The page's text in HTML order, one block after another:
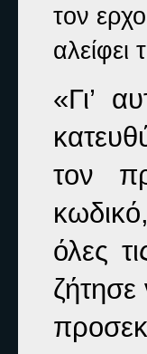
τον
αλείφει
«Γι’
τον
όλες
ζήτησε